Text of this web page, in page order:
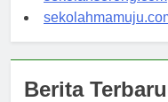
sekolahsorong.com